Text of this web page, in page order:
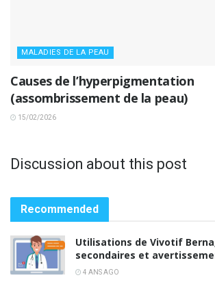
MALADIES DE LA PEAU
Causes de l’hyperpigmentation
(assombrissement de la peau)
15/02/2026
Discussion about this post
Recommended
Utilisations de Vivotif
secondaires et
4 ANS AGO